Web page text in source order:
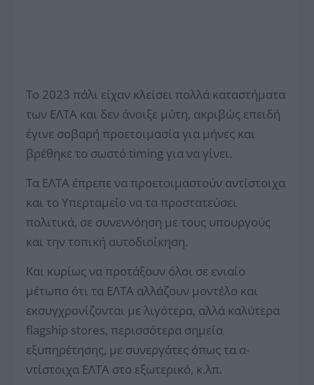
Το 2023 πάλι είχαν κλείσει πολλά καταστήματα
των ΕΛΤΑ και δεν άνοιξε μύτη, ακριβώς επειδή
έγινε σοβαρή προετοιμασία για μήνες και
βρέθηκε το σωστό timing για να γίνει.
Τα ΕΛΤΑ έπρεπε να προετοιμαστούν α­ντίστοιχα
και το Υπερταμείο να τα προστατεύσει
πολιτικά, σε συνεννόηση με τους υπουργούς
και την τοπική αυτοδιοίκηση.
Και κυρίως να προτάξουν όλοι σε ενιαίο
μέτωπο ότι τα ΕΛΤΑ αλλάζουν μοντέλο και
εκσυγχρονίζονται με λιγότερα, αλλά καλύτερα
flagship stores, περισσότερα σημεία
εξυπηρέτησης, με συνεργάτες όπως τα α­
ντίστοιχα ΕΛΤΑ στο εξωτερικό, κ.λπ.